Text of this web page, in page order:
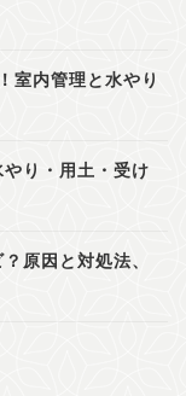
室内管理と水やり
やり・用土・受け
原因と対処法、